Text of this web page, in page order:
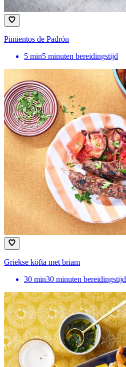
Pimientos de Padrón
5 min5 minuten bereidingstijd
Griekse köfta met briam
30 min30 minuten bereidingstijd